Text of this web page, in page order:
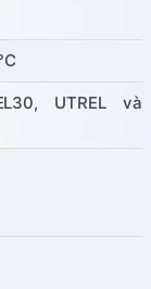
UTREL và